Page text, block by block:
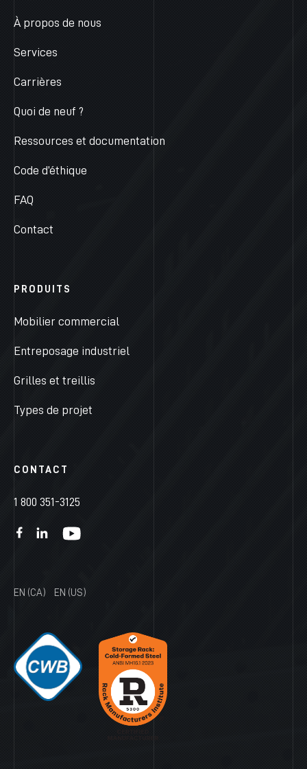
À propos de nous
Services
Carrières
Quoi de neuf ?
Ressources et documentation
Code d’éthique
FAQ
Contact
PRODUITS
Mobilier commercial
Entreposage industriel
Grilles et treillis
Types de projet
CONTACT
1 800 351-3125
EN (CA) EN (US)